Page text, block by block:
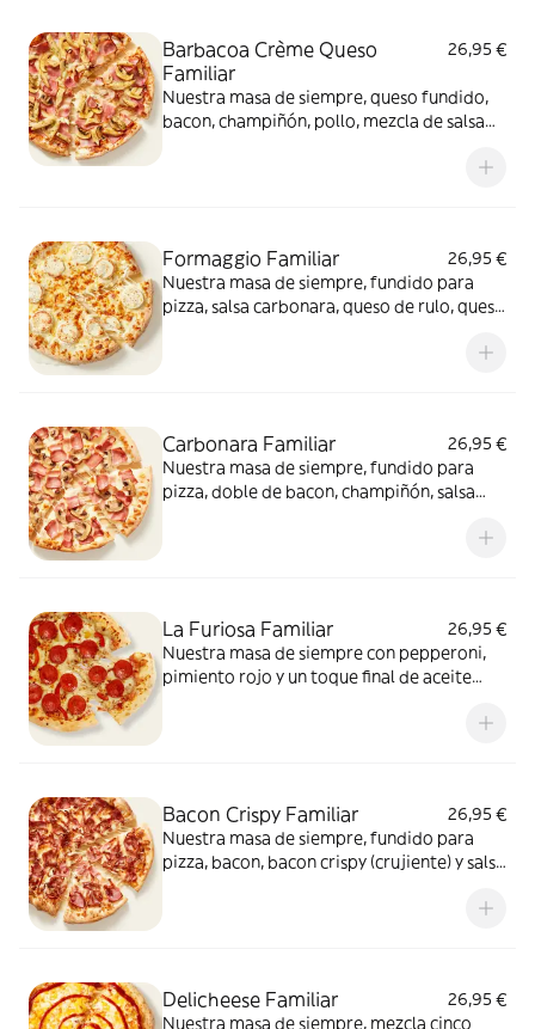
Barbacoa Crème Queso
Familiar
26,95 €
Nuestra masa de siempre, queso fundido,
bacon, champiñón, pollo, mezcla de salsa
Formaggio Familiar
26,95 €
Nuestra masa de siempre, fundido para
pizza, salsa carbonara, queso de rulo, queso
cheddar, gouda, emmental , mozzarella y
Carbonara Familiar
26,95 €
Nuestra masa de siempre, fundido para
pizza, doble de bacon, champiñón, salsa
La Furiosa Familiar
26,95 €
Nuestra masa de siempre con pepperoni,
pimiento rojo y un toque final de aceite
Bacon Crispy Familiar
26,95 €
Nuestra masa de siempre, fundido para
pizza, bacon, bacon crispy (crujiente) y salsa
Delicheese Familiar
26,95 €
Nuestra masa de siempre, mezcla cinco